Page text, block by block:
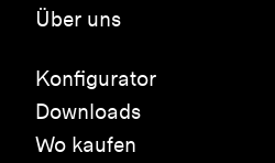
Über uns
Konfigurator
Downloads
Wo kaufen